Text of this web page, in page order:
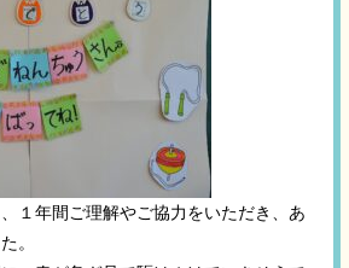
１年間ご理解やご協力をいただき、あ
。